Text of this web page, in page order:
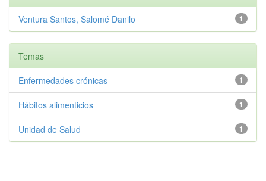
1
Ventura Santos, Salomé Danilo
Temas
1
Enfermedades crónicas
1
Hábitos alimenticios
1
Unidad de Salud